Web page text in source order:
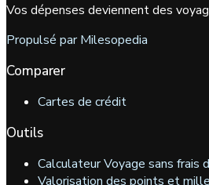
Vos dépenses deviennent des
Propulsé par Milesopedia
Comparer
Cartes de crédit
Outils
Calculateur Voyage sans frais
Valorisation des points et